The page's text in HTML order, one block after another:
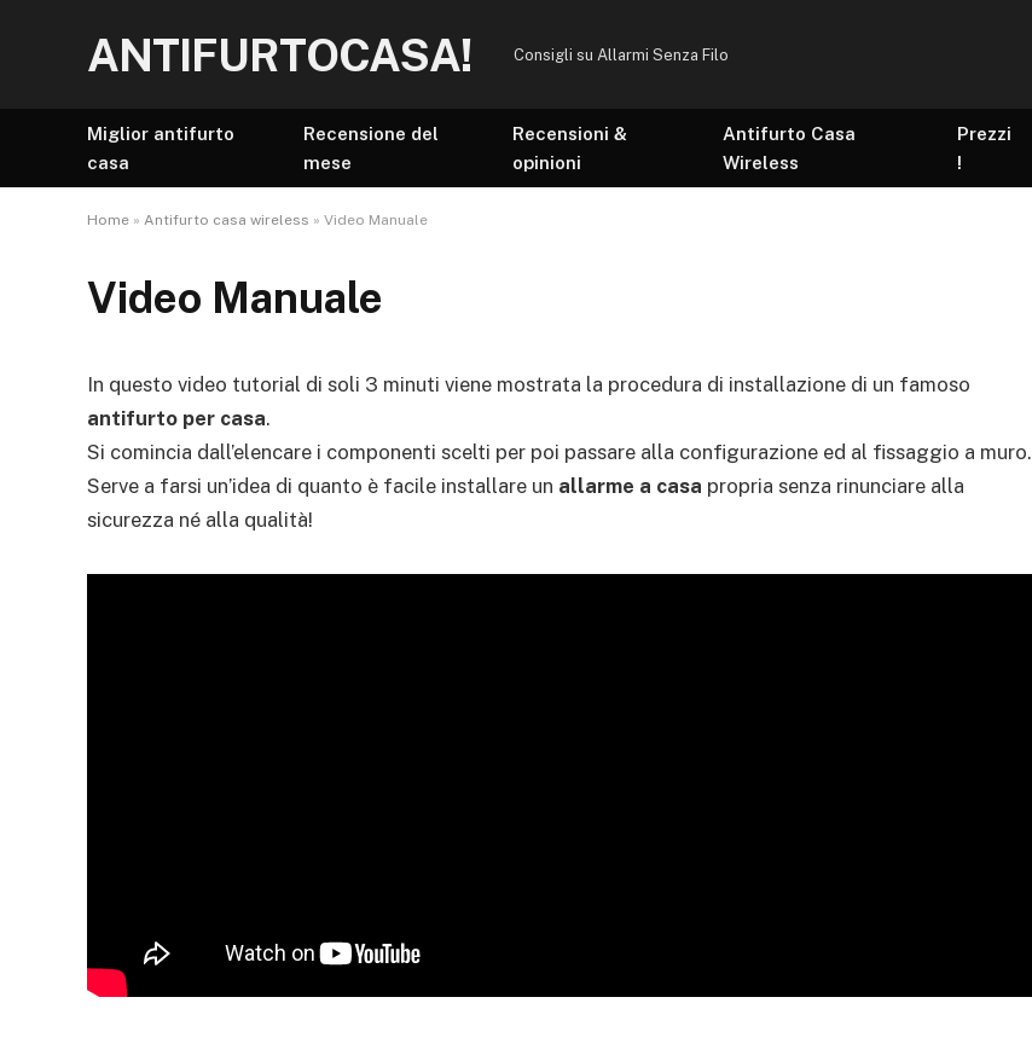
ANTIFURTOCASA! Consigli su Allarmi Senza Filo
Miglior antifurto
casa
Recensione del
mese
Recensioni &
opinioni
Antifurto Casa
Wireless
Prezzi
!
Home » Antifurto casa wireless » Video Manuale
Video Manuale
In questo video tutorial di soli 3 minuti viene mostrata la procedura di installazione di un famoso
antifurto per casa.
Si comincia dall’elencare i componenti scelti per poi passare alla configurazione ed al fissaggio a muro.
Serve a farsi un’idea di quanto è facile installare un allarme a casa propria senza rinunciare alla
sicurezza né alla qualità!